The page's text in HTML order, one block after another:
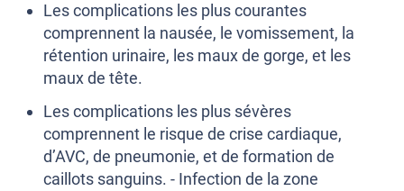
Les complications les plus courantes
comprennent la nausée, le vomissement, la
rétention urinaire, les maux de gorge, et les
maux de tête.
Les complications les plus sévères
comprennent le risque de crise cardiaque,
d’AVC, de pneumonie, et de formation de
caillots sanguins. - Infection de la zone